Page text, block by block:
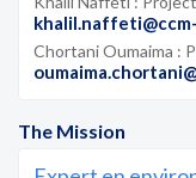
The Mission
Chortani Oumaima :